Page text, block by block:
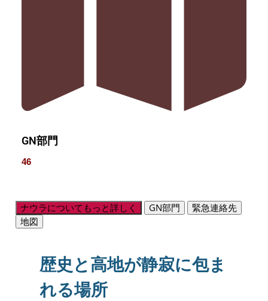
GN部門
46
ナウラについてもっと詳しく GN部門
緊急連絡先
地図
歴史と高地が静寂に包ま
れる場所